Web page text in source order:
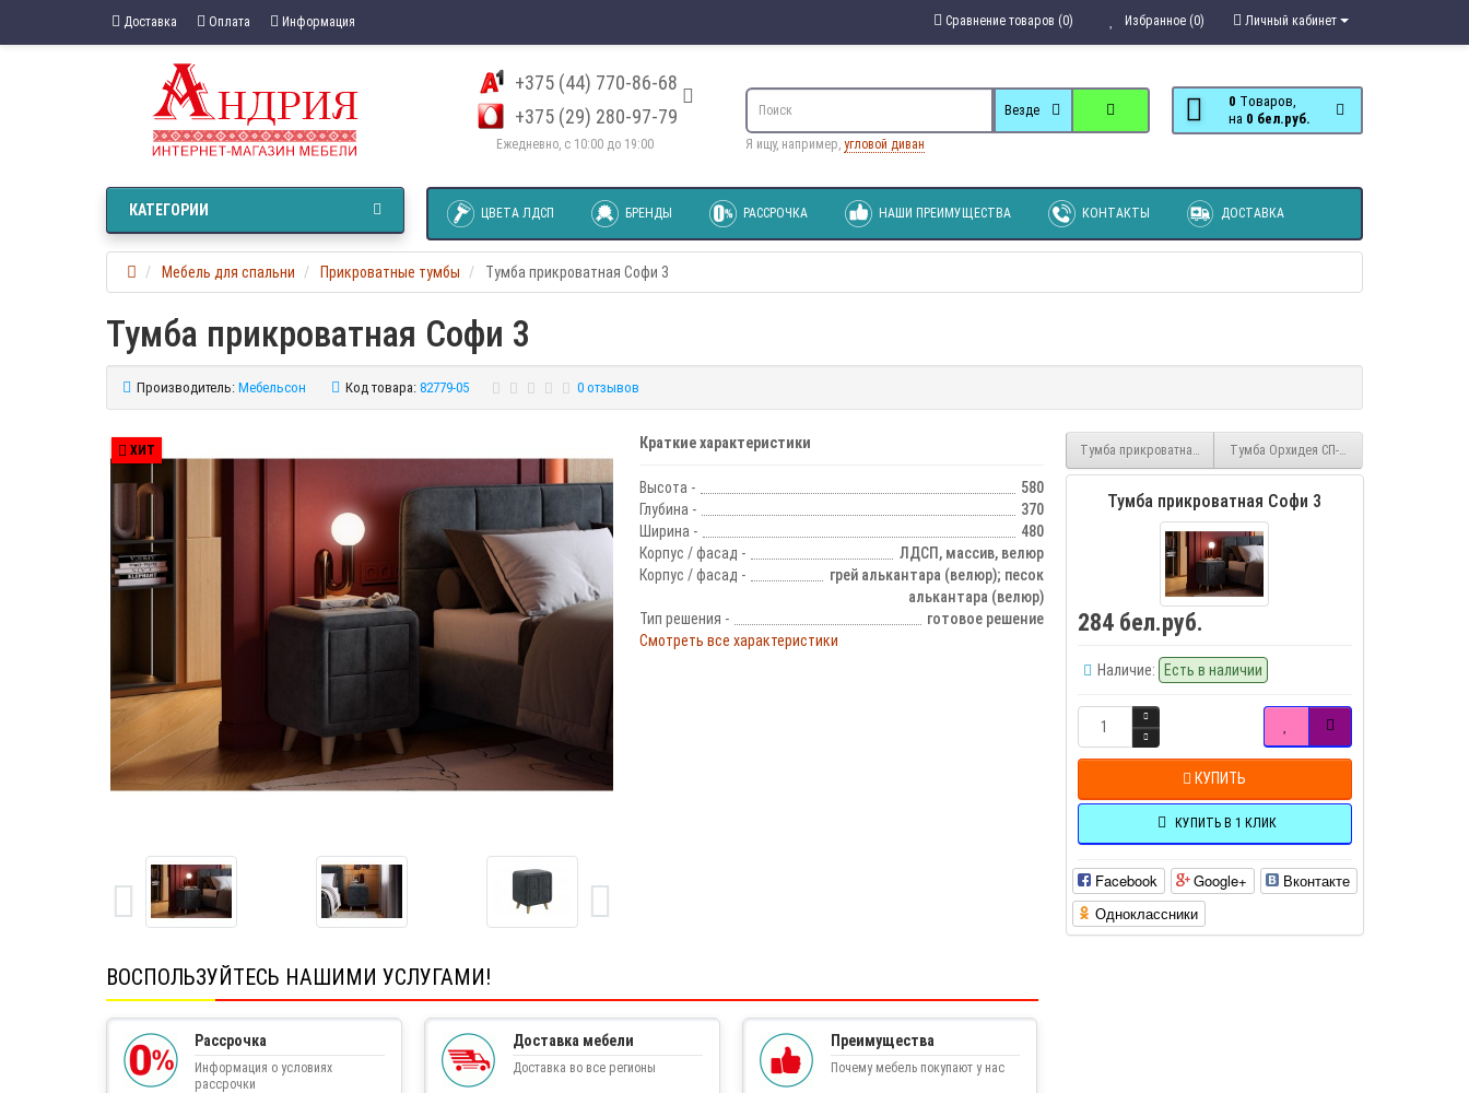
Доставка Оплата Информация Личный кабинет
Избранное (0)
Сравнение товаров (0)
+375 (44) 770-86-68
+375 (29) 280-97-79
Ежедневно, с 10:00 до 19:00
0 Tоваров,
на
0 бел.руб.
Везде
Я ищу, например, угловой диван
ЦВЕТА ЛДСП БРЕНДЫ РАССРОЧКА НАШИ ПРЕИМУЩЕСТВА КОНТАКТЫ ДОСТАВКА
КАТЕГОРИИ
Мебель для спальни Прикроватные тумбы Тумба прикроватная Софи 3
Тумба прикроватная Софи 3
Производитель: Мебельсон Код товара: 82779-05 0 отзывов
ХИТ Краткие характеристики
Высота -
580
Глубина -
370
Ширина -
480
Корпус / фасад -
ЛДСП, массив, велюр
Корпус / фасад -
грей алькантара (велюр); песок
алькантара (велюр)
Тип решения -
готовое решение
Смотреть все характеристики
Тумба прикроватная №4 Тумба Орхидея СП-002-16Д2
Тумба прикроватная Софи 3
284 бел.руб.
Наличие: Есть в наличии
КУПИТЬ
КУПИТЬ В 1 КЛИК
Facebook Google+
Вконтакте
Одноклассники
ВОСПОЛЬЗУЙТЕСЬ НАШИМИ УСЛУГАМИ!
Рассрочка
Информация о условиях
рассрочки
Доставка мебели
Доставка во все регионы
Преимущества
Почему мебель покупают у нас